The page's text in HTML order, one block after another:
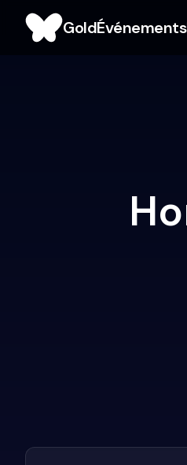
GoldÉvénements